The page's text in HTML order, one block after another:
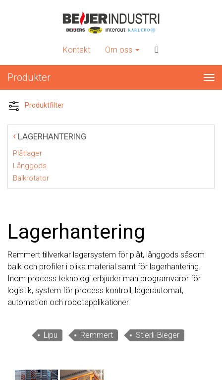
INTERCUT
Er kompletta leverantör av plåtbearbetningsmaskiner
Kontakt Om oss
Produkter
Produktfilter
‹ LAGERHANTERING
Plåtlager
Långgods
Balkrotator
Lagerhantering
Remmert tillverkar lagersystem för plåt, långgods såsom
balk och profiler i olika material samt för lagerhantering.
Inom process teknologi erbjuder man programvaror för
logistik, system för process kontroll, lagerautomat,
automation och robotapplikationer.
Lipu Remmert Stierli-Bieger